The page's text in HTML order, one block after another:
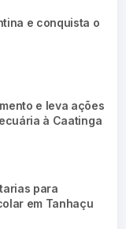
e conquista o
e leva ações
à Caatinga
para
em Tanhaçu